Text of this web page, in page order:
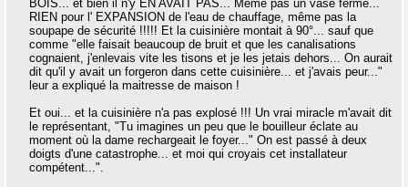
BOIS... et bien il n'y EN AVAIT PAS... Même pas un vase fermé...
RIEN pour l' EXPANSION de l'eau de chauffage, même pas la
soupape de sécurité !!!!! Et la cuisinière montait à 90°... sauf que
comme "elle faisait beaucoup de bruit et que les canalisations
cognaient, j'enlevais vite les tisons et je les jetais dehors... On aurait
dit qu'il y avait un forgeron dans cette cuisinière... et j'avais peur..."
leur a expliqué la maitresse de maison !
Et oui... et la cuisinière n'a pas explosé !!! Un vrai miracle m'avait dit
le représentant, "Tu imagines un peu que le bouilleur éclate au
moment où la dame rechargeait le foyer..." On est passé à deux
doigts d'une catastrophe... et moi qui croyais cet installateur
compétent...".